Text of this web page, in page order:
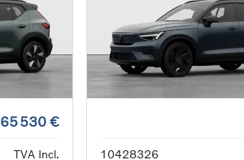
65 530 €
TVA Incl.
10428326